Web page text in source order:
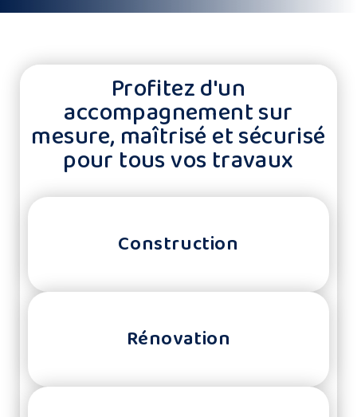
Profitez d'un
accompagnement sur
mesure, maîtrisé et sécurisé
pour tous vos travaux
Construction
Rénovation